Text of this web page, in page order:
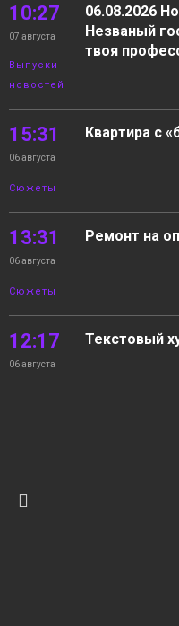
10:27
07 августа
Выпуски
новостей
06.08.2026
Незваный
твоя
15:31
06 августа
Сюжеты
Квартира с
13:31
06 августа
Сюжеты
Ремонт на
12:17
06 августа
Текстовый
Новости